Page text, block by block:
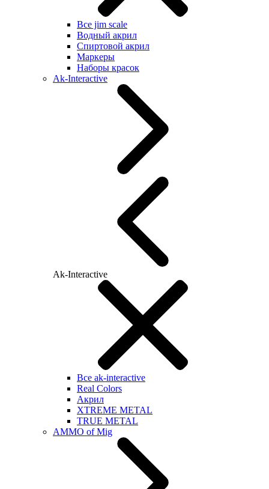
Все jim scale
Водный акрил
Спиртовой акрил
Маркеры
Наборы красок
Ak-Interactive
Ak-Interactive
Все ak-interactive
Real Colors
Акрил
XTREME METAL
TRUE METAL
AMMO of Mig